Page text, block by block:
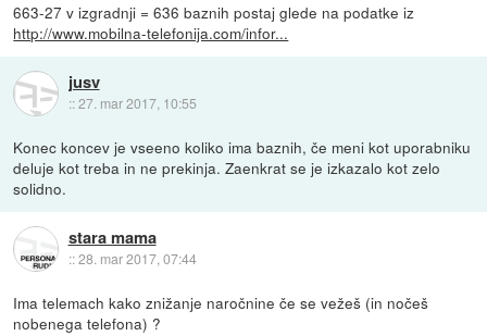
663-27 v izgradnji = 636 baznih postaj glede na podatke iz
http://www.mobilna-telefonija.com/infor...
jusv
::27. mar 2017, 10:55
Konec koncev je vseeno koliko ima baznih, če meni kot uporabniku
deluje kot treba in ne prekinja. Zaenkrat se je izkazalo kot zelo
solidno.
stara mama
::28. mar 2017, 07:44
Ima telemach kako znižanje naročnine če se vežeš (in nočeš
nobenega telefona) ?